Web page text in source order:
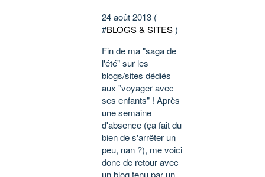
24 août 2013 (
#BLOGS & SITES)
Fin de ma "saga de
l'été" sur les
blogs/sites dédiés
aux "voyager avec
ses enfants" ! Après
une semaine
d'absence (ça fait du
bien de s'arrêter un
peu, nan ?), me voici
donc de retour avec
un blog tenu par un